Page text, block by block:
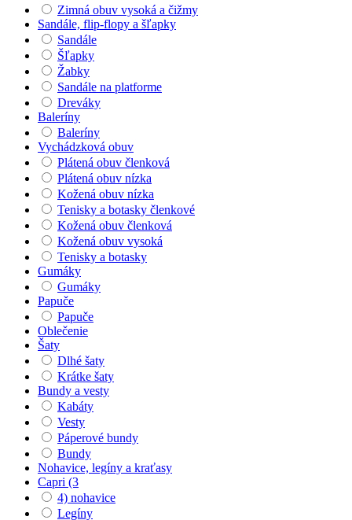
Zimná obuv vysoká a čižmy
Sandále, flip-flopy a šľapky
Sandále
Šľapky
Žabky
Sandále na platforme
Dreváky
Baleríny
Baleríny
Vychádzková obuv
Plátená obuv členková
Plátená obuv nízka
Kožená obuv nízka
Tenisky a botasky členkové
Kožená obuv členková
Kožená obuv vysoká
Tenisky a botasky
Gumáky
Gumáky
Papuče
Papuče
Oblečenie
Šaty
Dlhé šaty
Krátke šaty
Bundy a vesty
Kabáty
Vesty
Páperové bundy
Bundy
Nohavice, legíny a kraťasy
Capri (3
4) nohavice
Legíny